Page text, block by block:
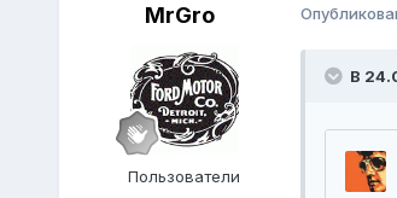
MrGro
Пользователи
В